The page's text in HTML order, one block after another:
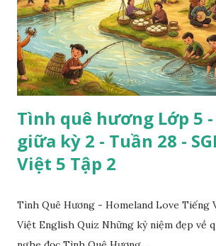
Tình quê hương Lớp 5
giữa kỳ 2 - Tuần 28 -
Việt 5 Tập 2
Tình Quê Hương - Homeland Love Tiếng
Việt English Quiz Những kỷ niệm đẹp về